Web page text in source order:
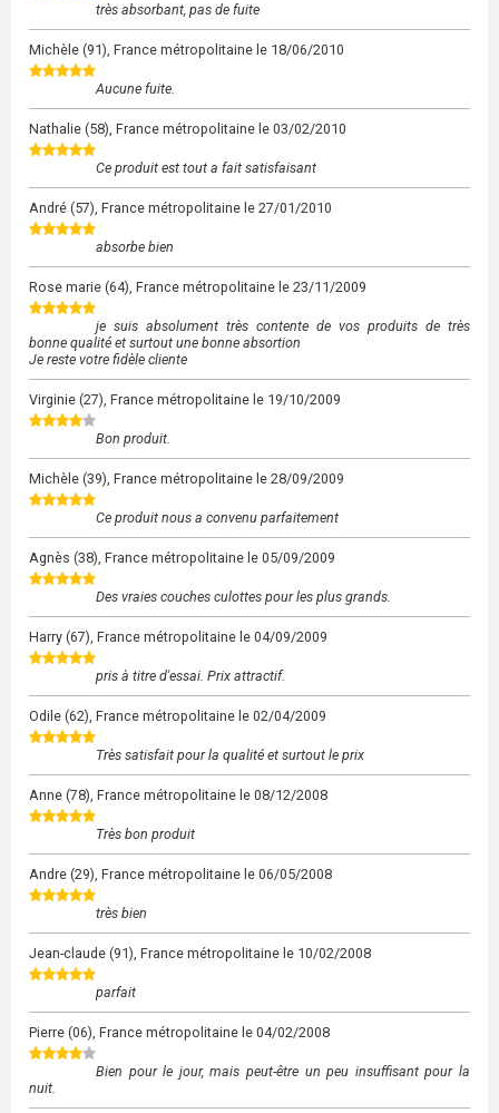
très absorbant, pas de fuite
Michèle (91), France métropolitaine le 18/06/2010
Aucune fuite.
Nathalie (58), France métropolitaine le 03/02/2010
Ce produit est tout a fait satisfaisant
André (57), France métropolitaine le 27/01/2010
absorbe bien
Rose marie (64), France métropolitaine le 23/11/2009
je suis absolument très contente de vos produits de très
bonne qualité et surtout une bonne absortion
Je reste votre fidèle cliente
Virginie (27), France métropolitaine le 19/10/2009
Bon produit.
Michèle (39), France métropolitaine le 28/09/2009
Ce produit nous a convenu parfaitement
Agnès (38), France métropolitaine le 05/09/2009
Des vraies couches culottes pour les plus grands.
Harry (67), France métropolitaine le 04/09/2009
pris à titre d'essai. Prix attractif.
Odile (62), France métropolitaine le 02/04/2009
Très satisfait pour la qualité et surtout le prix
Anne (78), France métropolitaine le 08/12/2008
Très bon produit
Andre (29), France métropolitaine le 06/05/2008
très bien
Jean-claude (91), France métropolitaine le 10/02/2008
parfait
Pierre (06), France métropolitaine le 04/02/2008
Bien pour le jour, mais peut-être un peu insuffisant pour la
nuit.